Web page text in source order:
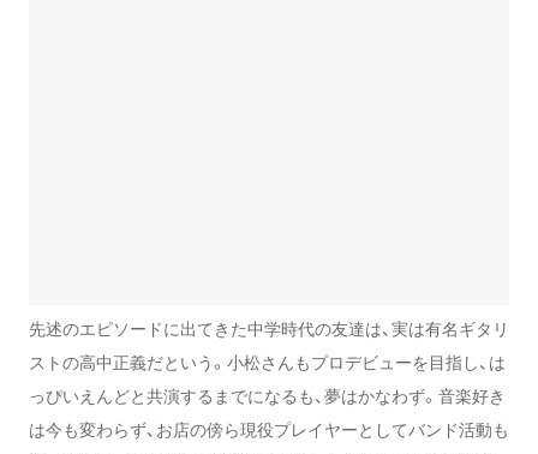
先述のエピソードに出てきた中学時代の友達は、実は有名ギタリ
ストの高中正義だという。小松さんもプロデビューを目指し、は
っぴいえんどと共演するまでになるも、夢はかなわず。音楽好き
は今も変わらず、お店の傍ら現役プレイヤーとしてバンド活動も